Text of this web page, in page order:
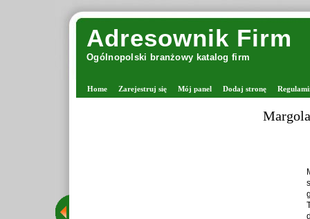
Adresownik Firm
Ogólnopolski branżowy katalog firm
Home Zarejestruj się Mój panel Dodaj stronę
firm, jakimi są pasmanterie internetowe z włóczkami.
sklepy oferują produkty dla osób zajmujących się robieniem na
oraz tworzących różnorodne robótki manualne. Oferta obejmuje